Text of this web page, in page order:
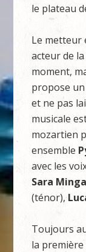
le plateau
Le metteur
acteur de
moment,
propose
et ne pas
musicale
mozartien
ensemble
avec les
Sara
(ténor),
Toujours
la première